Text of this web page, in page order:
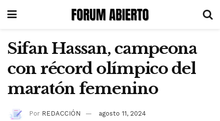
Sifan Hassan, campeona
con récord olímpico del
maratón femenino
Por REDACCIÓN agosto 11, 2024